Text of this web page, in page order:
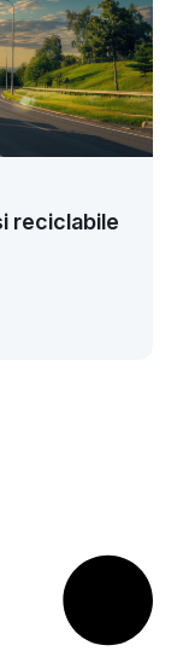
reciclabile